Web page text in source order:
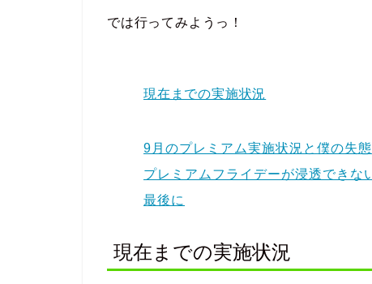
では行ってみようっ！
現在までの実施状況
9月のプレミアム実施状況と僕の失態
プレミアムフライデーが浸透できな
最後に
現在までの実施状況